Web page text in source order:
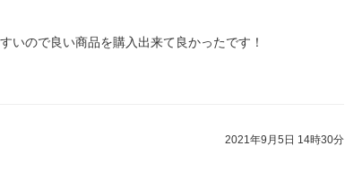
いので良い商品を購入出来て良かったです！
2021年9月5日 14時30分